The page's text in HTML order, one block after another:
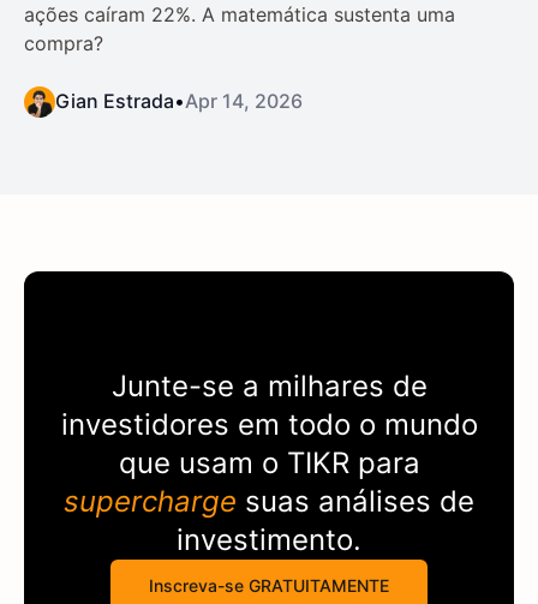
ações caíram 22%. A matemática sustenta uma
compra?
Gian Estrada•Apr 14, 2026
Junte-se a milhares de
investidores em todo o mundo
que usam o TIKR para
supercharge suas análises de
investimento.
Inscreva-se GRATUITAMENTE